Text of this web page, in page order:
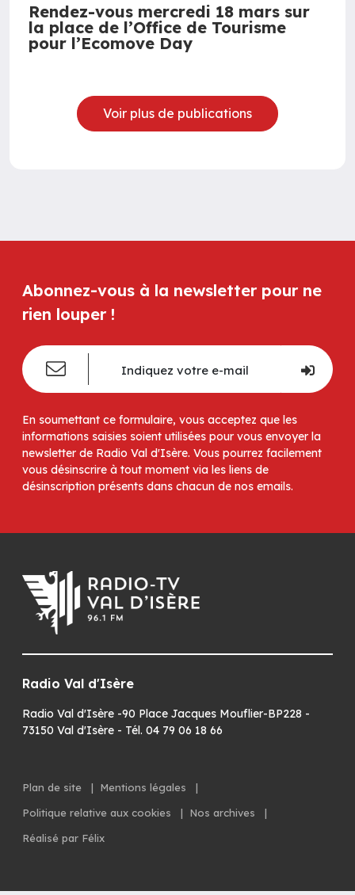
Rendez-vous mercredi 18 mars sur
la place de l’Office de Tourisme
pour l’Ecomove Day
Voir plus de publications
Abonnez-vous à la newsletter pour ne
rien louper !
En soumettant ce formulaire, vous acceptez que les
informations saisies soient utilisées pour vous envoyer la
newsletter de Radio Val d'Isère. Vous pourrez facilement
vous désinscrire à tout moment via les liens de
désinscription présents dans chacun de nos emails.
Radio Val d'Isère
Radio Val d'Isère -90 Place Jacques Mouflier-BP228 -
73150 Val d'Isère - Tél. 04 79 06 18 66
Plan de site | Mentions légales
|
Politique relative aux cookies
| Nos archives
|
Réalisé par Félix